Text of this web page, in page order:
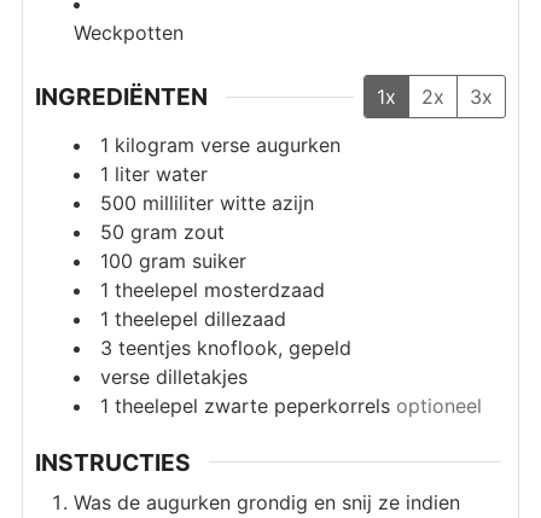
Weckpotten
INGREDIËNTEN 1x 2x
3x
1 kilogram verse augurken
1 liter water
500 milliliter witte azijn
50 gram zout
100 gram suiker
1 theelepel mosterdzaad
1 theelepel dillezaad
3 teentjes knoflook, gepeld
verse dilletakjes
1 theelepel zwarte peperkorrels optioneel
INSTRUCTIES
Was de augurken grondig en snij ze indien